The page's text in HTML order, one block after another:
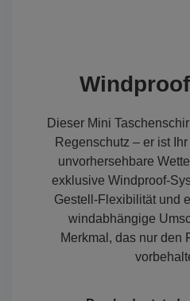
Dieser Mini
Regenschutz – er ist
unvorhersehbare
exklusive Windproof-
Gestell-Flexibilität und
windabhängige
Merkmal, das nur den